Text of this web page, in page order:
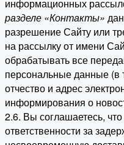
информационных
разделе «Контакты»
разрешение Сайту или
на рассылку от имени
обрабатывать все
персональные данные
отчество и адрес
информирования о
2.6. Вы соглашаетесь,
ответственности за